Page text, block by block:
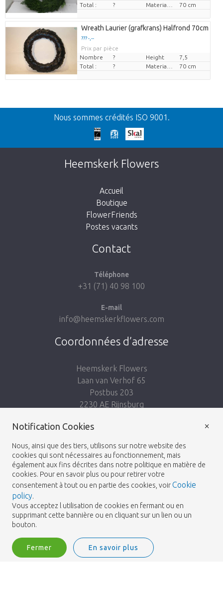
Total :
? 70 cm
Wreath Laurier (grafkrans) Halfrond 70cm
??? -,--
Prix par pièce
Nombre
? Height
7,5
Total :
? 70 cm
Retour
Nos excuses
Cette page n’existe pas. Cliquez sur le lien
suivant pour retourner à la boutique.
Nous sommes crédités ISO 9001.
Heemskerk Flowers
Accueil
Boutique
FlowerFriends
Postes vacants
Contact
Téléphone
+31 (71) 40 98 100
E-mail
info@heemskerkflowers.com
Coordonnées d’adresse
Heemskerk Flowers
Laan van Verhof 65
Postbus 203
2230 AE Rijnsburg
© 2026 -
Heemskerk Flowers is a trading name of BGH A.Heemskerk AZN b.v.
Notification Cookies
Nous, ainsi que des tiers, utilisons sur notre website des
cookies qui sont nécessaires au fonctionnement, mais
également aux fins décrites dans notre politique en matière de
cookies. Pour en savoir plus ou pour retirer votre
consentement à tout ou en partie des cookies, voirCookie
policy.
Vous acceptez l utilisation de cookies en fermant ou en
supprimant cette bannière ou en cliquant sur un lien ou un
bouton.
Fermer En savoir plus
×